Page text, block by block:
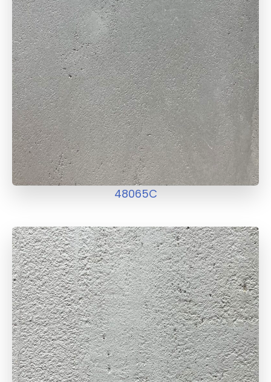
48065C